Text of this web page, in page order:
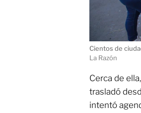
Cientos de
La Razón
Cerca de
trasladó
intentó